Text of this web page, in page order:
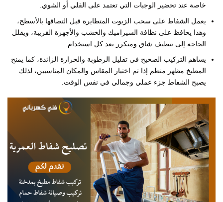
خاصة عند تحضير الوجبات التي تعتمد على القلي أو الشوي.
يعمل الشفاط على سحب الزيوت المتطايرة قبل التصاقها بالأسطح،
وهذا يحافظ على نظافة السيراميك والخشب والأجهزة القريبة، ويقلل
الحاجة إلى تنظيف شاق ومتكرر بعد كل استخدام.
يساهم التركيب الصحيح في تقليل الرطوبة والحرارة الزائدة، كما يمنح
المطبخ مظهر منظم إذا تم اختيار المقاس والمكان المناسبين، لذلك
يصبح الشفاط جزء عملي وجمالي في نفس الوقت.